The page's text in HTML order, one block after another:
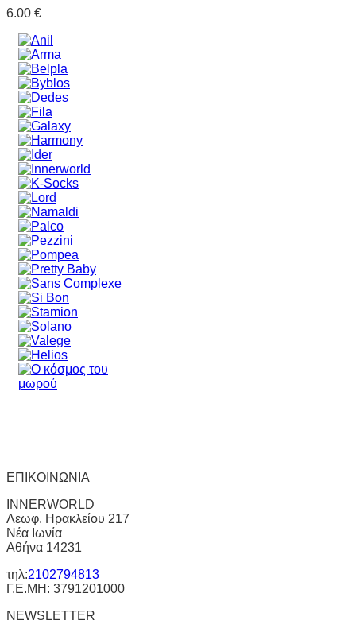
6.00 €
ΕΠΙΚΟΙΝΩΝΙΑ
INNERWORLD
Λεωφ. Ηρακλείου 217
Νέα Ιωνία
Αθήνα 14231
τηλ:2102794813
Γ.Ε.ΜΗ: 3791201000
NEWSLETTER